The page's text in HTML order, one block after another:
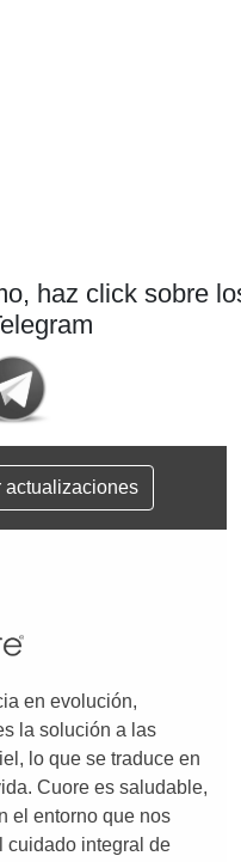
haz click sobre
actualizaciones
en evolución,
la solución a las
lo que se traduce en
Cuore es saludable,
el entorno que nos
cuidado integral de